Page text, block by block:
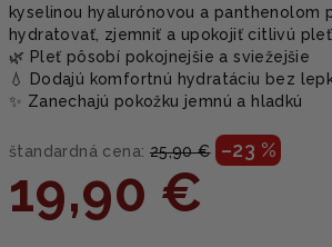
kyselinou hyalurónovou a panthenolom
hydratovať, zjemniť a upokojiť citlivú pleť
🌿 Pleť pôsobí pokojnejšie a sviežejšie
💧 Dodajú komfortnú hydratáciu bez
✨ Zanechajú pokožku jemnú a hladkú
štandardná cena: 25,90 € –23 %
19,90 €